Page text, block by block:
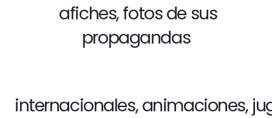
afiches, fotos de sus
propagandas
internacionales, animaciones,